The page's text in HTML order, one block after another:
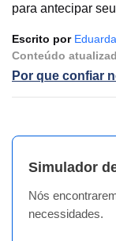
para antecipar
Escrito por
Conteúdo
Por que confiar
Simulador
Nós
necessidades.